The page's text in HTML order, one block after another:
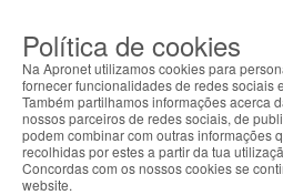
DDR
4
ECC
DDR
1
Política de cookies
Na Apronet utilizamos cookies para
fornecer funcionalidades de redes sociais
Também partilhamos informações acerca
nossos parceiros de redes sociais, de
podem combinar com outras informações
recolhidas por estes a partir da tua
Concordas com os nossos cookies se
website.